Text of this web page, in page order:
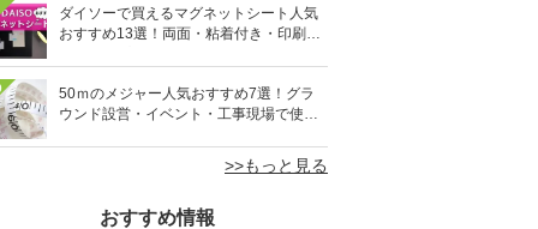
ダイソーで買えるマグネットシート人気
おすすめ13選！両面・粘着付き・印刷で
50ｍのメジャー人気おすすめ7選！グラ
ウンド設営・イベント・工事現場で使え
>>もっと見る
おすすめ情報